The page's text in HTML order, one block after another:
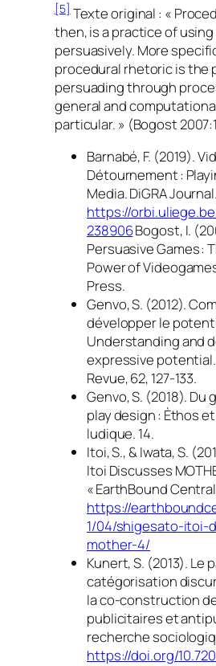
[5]Texte original : «
then, is a practice of
persuasively. More
procedural rhetoric is the
persuading through
general and
particular. » (Bogost
Barnabé, F. (2019).
Détournement :
Media.DiGRA Journal.
https://
238906Bogost, I.
Persuasive Games :
Power of
Press.
Genvo, S. (2012).
développer le
Understanding and
expressive potential.
Revue,62, 127‑133.
Genvo, S. (2018). Du
play design : Èthos
ludique. 14.
Itoi, S., & Iwata, S.
Itoi Discusses
« EarthBound Central
https://
1/04/shigesato-itoi-
mother-4/
Kunert, S. (2013). Le
catégorisation
la co-construction
publicitaires et
recherche
https://doi.org/